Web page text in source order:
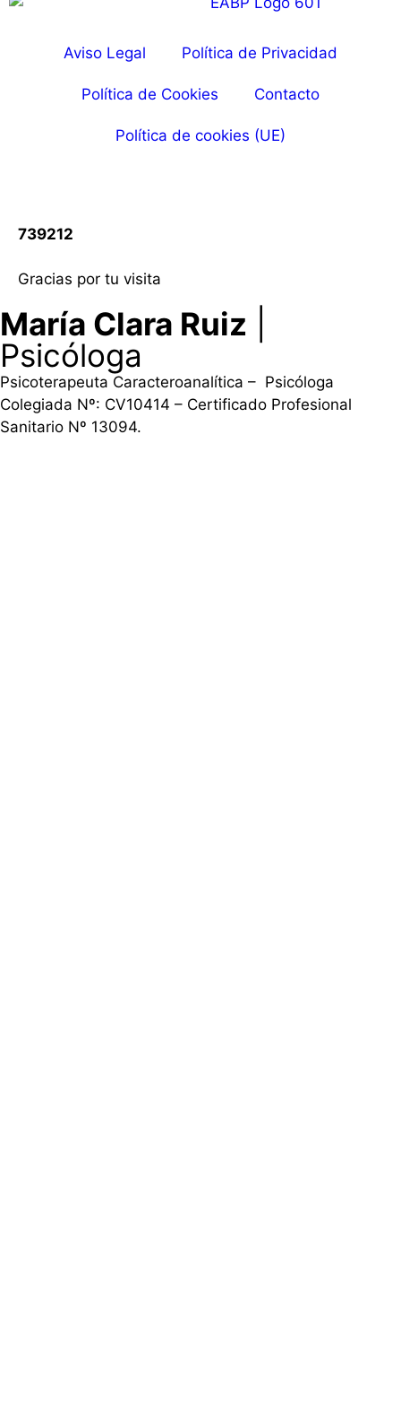
Aviso Legal Política de Privacidad
Política de Cookies Contacto
Política de cookies (UE)
739212
Gracias por tu visita
María Clara Ruiz
Psicóloga
Psicoterapeuta Caracteroanalítica – Psicóloga
Colegiada Nº: CV10414 – Certificado Profesional
Sanitario Nº 13094.